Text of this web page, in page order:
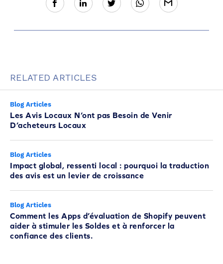
RELATED ARTICLES
Blog Articles
Les Avis Locaux N’ont pas Besoin de Venir
D’acheteurs Locaux
Blog Articles
Impact global, ressenti local : pourquoi la traduction
des avis est un levier de croissance
Blog Articles
Comment les Apps d’évaluation de Shopify peuvent
aider à stimuler les Soldes et à renforcer la
confiance des clients.